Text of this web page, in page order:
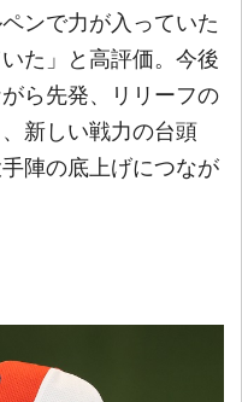
ンで力が入っていた
た」と高評価。今後
ら先発、リリーフの
新しい戦力の台頭
陣の底上げにつなが